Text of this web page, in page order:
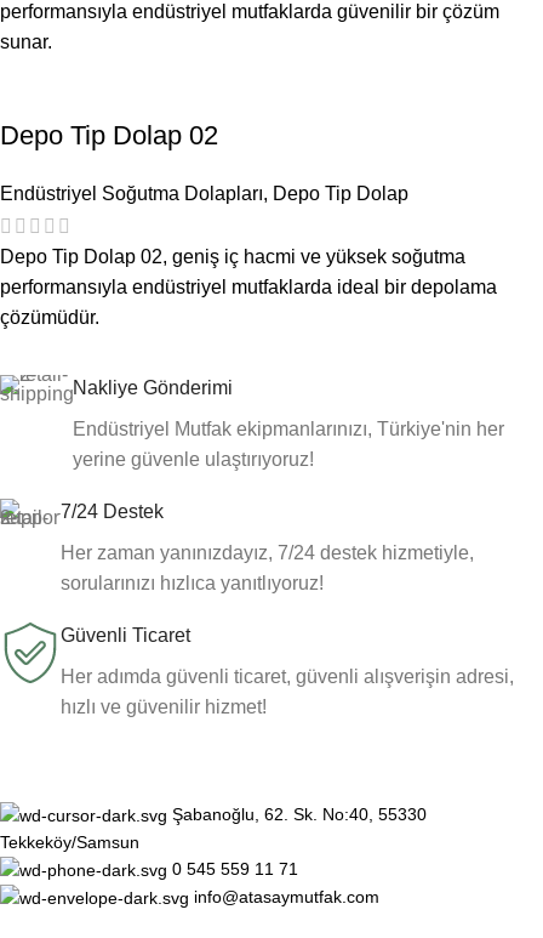
performansıyla endüstriyel mutfaklarda güvenilir bir çözüm
sunar.
Depo Tip Dolap 02
Endüstriyel Soğutma Dolapları, Depo Tip Dolap
Depo Tip Dolap 02, geniş iç hacmi ve yüksek soğutma
performansıyla endüstriyel mutfaklarda ideal bir depolama
çözümüdür.
Nakliye Gönderimi
Endüstriyel Mutfak ekipmanlarınızı, Türkiye'nin her
yerine güvenle ulaştırıyoruz!
7/24 Destek
Her zaman yanınızdayız, 7/24 destek hizmetiyle,
sorularınızı hızlıca yanıtlıyoruz!
Güvenli Ticaret
Her adımda güvenli ticaret, güvenli alışverişin adresi,
hızlı ve güvenilir hizmet!
Şabanoğlu, 62. Sk. No:40, 55330
Tekkeköy/Samsun
0 545 559 11 71
info@atasaymutfak.com